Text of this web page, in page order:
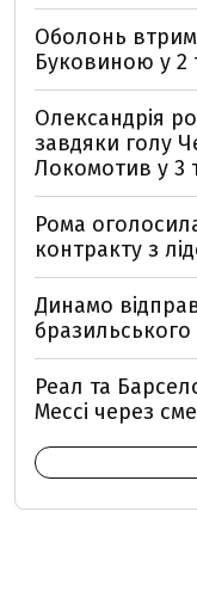
Оболонь
Буковиною у 2
Олександрія
завдяки голу
Локомотив у 3
Рома
контракту з
Динамо
бразильського
Реал та
Мессі через